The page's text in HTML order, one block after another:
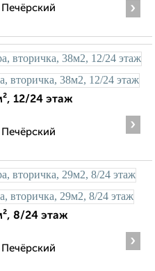
›
12/24 этаж
›
8/24 этаж
›